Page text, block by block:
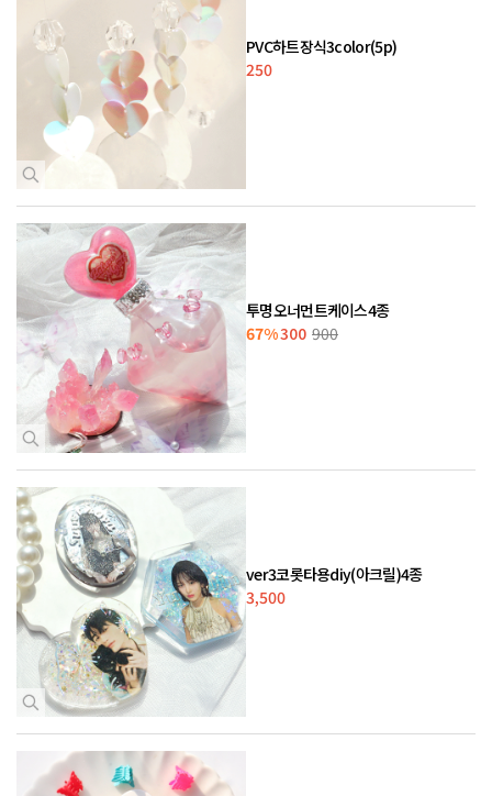
PVC하트장식3color(5p)
250
투명오너먼트케이스4종
67%300 900
ver3코롯타용diy(아크릴)4종
3,500